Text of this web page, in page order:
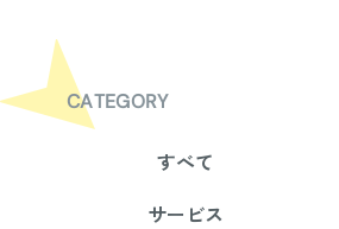
CATEGORY
すべて
サービス